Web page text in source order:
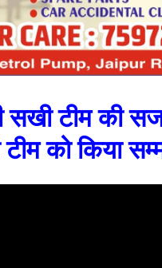
टीम की
को किया